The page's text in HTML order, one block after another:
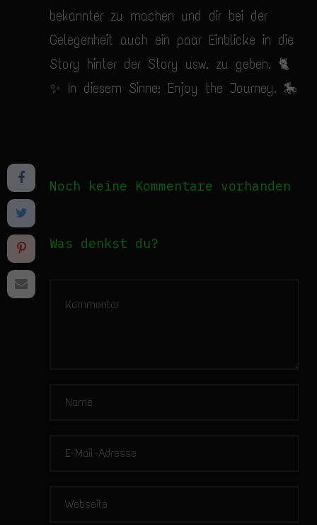
bekannter zu machen und dir bei der
Gelegenheit auch ein paar Einblicke in die
Story hinter der Story usw. zu geben. 🐈
✨ In diesem Sinne: Enjoy the Journey. 🎠
Noch keine Kommentare vorhanden
Was denkst du?